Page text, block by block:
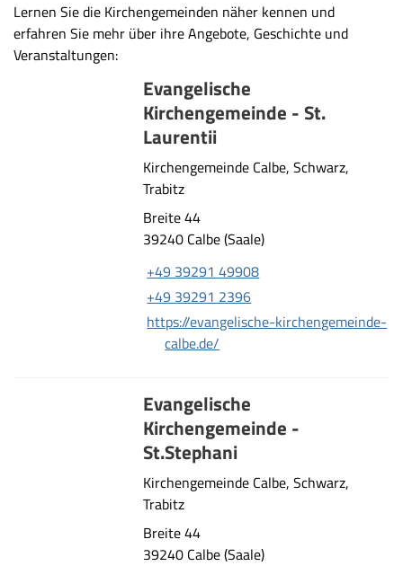
Lernen Sie die Kirchengemeinden näher kennen und
erfahren Sie mehr über ihre Angebote, Geschichte und
Veranstaltungen:
Evangelische
Kirchengemeinde - St.
Laurentii
Kirchengemeinde Calbe, Schwarz,
Trabitz
Breite 44
39240 Calbe (Saale)
+49 39291 49908
+49 39291 2396
https://evangelische-kirchengemeinde-
calbe.de/
Evangelische
Kirchengemeinde -
St.Stephani
Kirchengemeinde Calbe, Schwarz,
Trabitz
Breite 44
39240 Calbe (Saale)